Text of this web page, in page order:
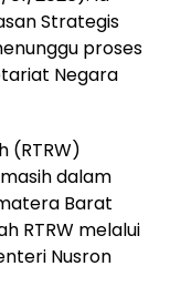
Strategis
proses
Negara
(RTRW)
dalam
Barat
RTRW melalui
Nusron